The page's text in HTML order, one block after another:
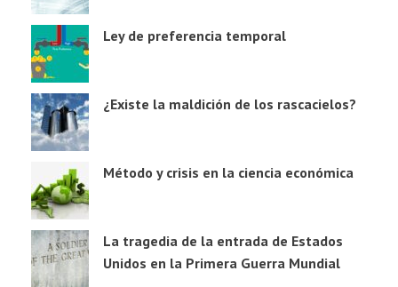
Ley de preferencia temporal
¿Existe la maldición de los rascacielos?
Método y crisis en la ciencia económica
La tragedia de la entrada de Estados
Unidos en la Primera Guerra Mundial